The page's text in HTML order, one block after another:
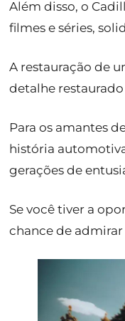
Além disso, o
filmes e séries,
A restauração de
detalhe
Para os amantes
história
gerações de
Se você tiver a
chance de admirar